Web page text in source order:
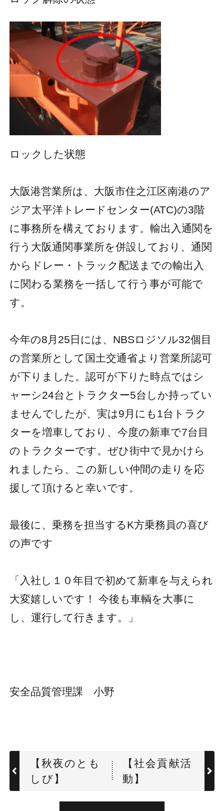
ロックした状態
大阪港営業所は、大阪市住之江区南港のア
ジア太平洋トレードセンター(ATC)の3階
に事務所を構えております。輸出入通関を
行う大阪通関事業所を併設しており、通関
からドレー・トラック配送までの輸出入
に関わる業務を一括して行う事が可能で
す。
今年の8月25日には、NBSロジソル32個目
の営業所として国土交通省より営業所認可
が下りました。認可が下りた時点ではシ
ャーシ24台とトラクター5台しか持ってい
ませんでしたが、実は9月にも1台トラク
ターを増車しており、今度の新車で7台目
のトラクターです。ぜひ街中で見かけら
れましたら、この新しい仲間の走りを応
援して頂けると幸いです。
最後に、乗務を担当するK方乗務員の喜び
の声です
「入社し１０年目で初めて新車を与えられ
大変嬉しいです！ 今後も車輌を大事に
し、運行して行きます。」
安全品質管理課 小野
【秋夜のとも
しび】
【社会貢献活
動】